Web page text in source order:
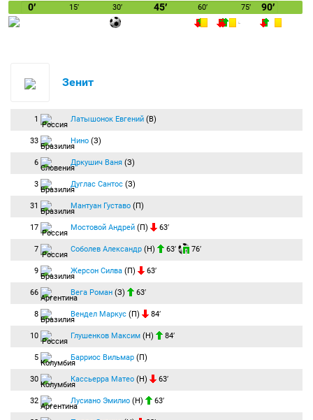
0′ 15′ 30′ 45′ 60′ 75′ 90′
Зенит
1 Латышонок Евгений (В)
33 Нино (З)
6 Дркушич Ваня (З)
3 Дуглас Сантос (З)
31 Мантуан Густаво (П)
17 Мостовой Андрей (П) 63′
7 Соболев Александр (Н) 63′ 76′
9 Жерсон Силва (П) 63′
66 Вега Роман (З) 63′
8 Вендел Маркус (П) 84′
10 Глушенков Максим (Н) 84′
5 Барриос Вильмар (П)
30 Кассьерра Матео (Н) 63′
32 Лусиано Эмилио (Н) 63′